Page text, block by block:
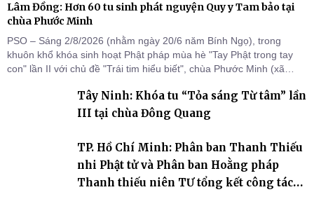
Lâm Đồng: Hơn 60 tu sinh phát nguyện Quy y Tam bảo tại
chùa Phước Minh
PSO – Sáng 2/8/2026 (nhằm ngày 20/6 năm Bính Ngọ), trong
khuôn khổ khóa sinh hoạt Phật pháp mùa hè "Tay Phật trong tay
con" lần II với chủ đề "Trái tim hiểu biết", chùa Phước Minh (xã
cho hơn 60 tu sinh.Tây Ninh: Khóa tu “Tỏa sáng Từ tâm” lần
III tại chùa Đông Quang
TP. Hồ Chí Minh: Phân ban Thanh Thiếu
nhi Phật tử và Phân ban Hoằng pháp
Thanh thiếu niên TƯ tổng kết công tác